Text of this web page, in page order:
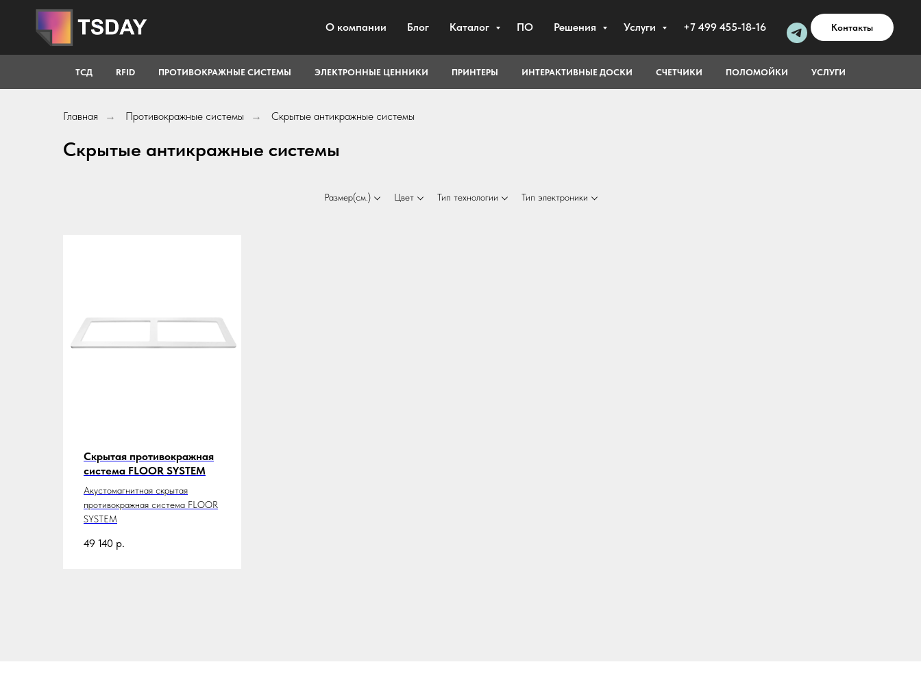
О компании Блог Каталог ПО Решения Услуги +7 499 455-18-16 Контакты
ТСД RFID ПРОТИВОКРАЖНЫЕ СИСТЕМЫ ЭЛЕКТРОННЫЕ ЦЕННИКИ ПРИНТЕРЫ ИНТЕРАКТИВНЫЕ ДОСКИ СЧЕТЧИКИ ПОЛОМОЙКИ УСЛУГИ
Главная → Противокражные системы → Скрытые антикражные системы
Скрытые антикражные системы
Размер(см.) Цвет Тип технологии Тип электроники
Скрытая противокражная
система FLOOR SYSTEM
Акустомагнитная скрытая
противокражная система FLOOR
SYSTEM
49 140 р.